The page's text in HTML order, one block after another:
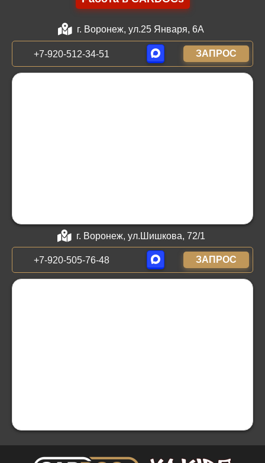
г. Воронеж, ул.25 Января, 6А
+7-920-512-34-51 ЗАПРОС
г. Воронеж, ул.Шишкова, 72/1
+7-920-505-76-48 ЗАПРОС